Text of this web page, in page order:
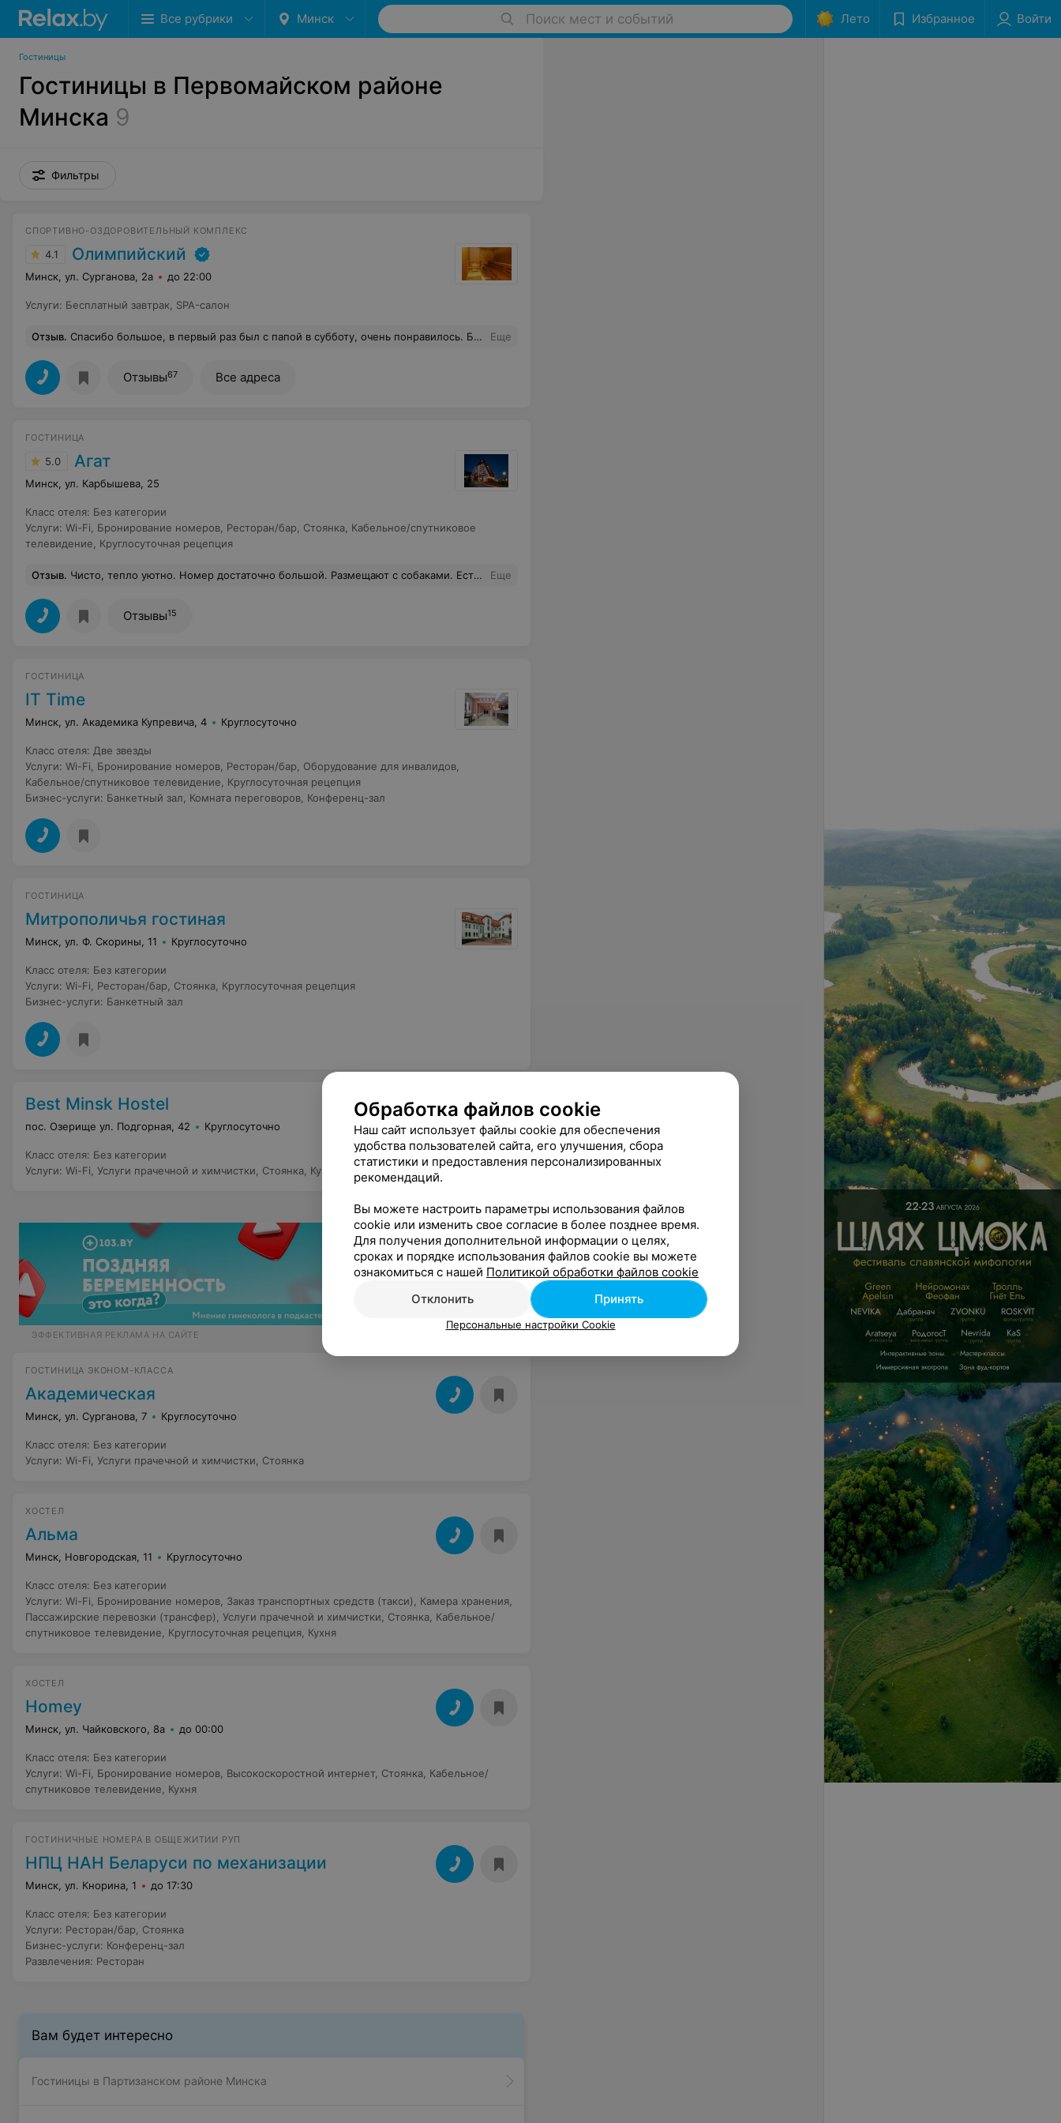
Все рубрики Минск Поиск мест и событий Лето Избранное Войти
Гостиницы
Гостиницы в Первомайском районе
Минска 9
Фильтры
СПОРТИВНО-ОЗДОРОВИТЕЛЬНЫЙ КОМПЛЕКС
4.1 Олимпийский
Минск, ул. Сурганова, 2а до 22:00
Услуги: Бесплатный завтрак SPA-салон
Отзыв. Спасибо большое, в первый раз был с папой в субботу, очень понравилось. Буду к вам ходить всегда. Вы там все очень хорошие и добрые. Еще
Отзывы67 Все адреса
ГОСТИНИЦА
5.0 Агат
Минск, ул. Карбышева, 25
Класс отеля: Без категории
Услуги: Wi-Fi Бронирование номеров Ресторан/бар Стоянка Кабельное/спутниковое
телевидение
Круглосуточная рецепция
Отзыв. Чисто, тепло уютно. Номер достаточно большой. Размещают с собаками. Есть где погулять Еще
Отзывы15
ГОСТИНИЦА
IT Time
Минск, ул. Академика Купревича, 4 Круглосуточно
Класс отеля: Две звезды
Услуги: Wi-Fi Бронирование номеров Ресторан/бар Оборудование для инвалидов
Кабельное/спутниковое телевидение
Круглосуточная рецепция
Бизнес-услуги: Банкетный зал Комната переговоров Конференц-зал
ГОСТИНИЦА
Митрополичья гостиная
Минск, ул. Ф. Скорины, 11 Круглосуточно
Класс отеля: Без категории
Услуги: Wi-Fi Ресторан/бар Стоянка Круглосуточная рецепция
Бизнес-услуги: Банкетный зал
Best Minsk Hostel
пос. Озерище ул. Подгорная, 42 Круглосуточно
Класс отеля: Без категории
Услуги: Wi-Fi Услуги прачечной и химчистки Стоянка Кухня
ЭФФЕКТИВНАЯ РЕКЛАМА НА САЙТЕ
ГОСТИНИЦА ЭКОНОМ-КЛАССА
Академическая
Минск, ул. Сурганова, 7 Круглосуточно
Класс отеля: Без категории
Услуги: Wi-Fi Услуги прачечной и химчистки Стоянка
ХОСТЕЛ
Альма
Минск, Новгородская, 11 Круглосуточно
Класс отеля: Без категории
Услуги: Wi-Fi Бронирование номеров Заказ транспортных средств (такси) Камера хранения
Пассажирские перевозки (трансфер)
Услуги прачечной и химчистки Стоянка Кабельное/
спутниковое телевидение
Круглосуточная рецепция Кухня
ХОСТЕЛ
Homey
Минск, ул. Чайковского, 8а до 00:00
Класс отеля: Без категории
Услуги: Wi-Fi Бронирование номеров Высокоскоростной интернет, Стоянка Кабельное/
спутниковое телевидение
Кухня
ГОСТИНИЧНЫЕ НОМЕРА В ОБЩЕЖИТИИ РУП
НПЦ НАН Беларуси по механизации
Минск, ул. Кнорина, 1 до 17:30
Класс отеля: Без категории
Услуги: Ресторан/бар
Стоянка
Бизнес-услуги: Конференц-зал
Развлечения: Ресторан
Вам будет интересно
Гостиницы в Партизанском районе Минска
Обработка файлов cookie
Наш сайт использует файлы cookie для обеспечения
удобства пользователей сайта, его улучшения, сбора
статистики и предоставления персонализированных
рекомендаций.
Вы можете настроить параметры использования файлов
cookie или изменить свое согласие в более позднее время.
Для получения дополнительной информации о целях,
сроках и порядке использования файлов cookie вы можете
ознакомиться с нашей Политикой обработки файлов cookie
Отклонить
Принять
Персональные настройки Cookie